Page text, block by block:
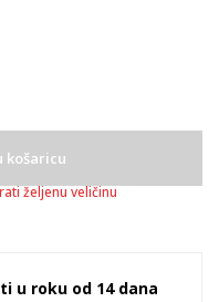
košaricu
željenu veličinu
u roku od 14 dana